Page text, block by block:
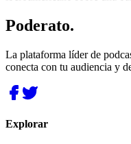
Poderato.
La plataforma líder de
conecta con tu audiencia y
Explorar